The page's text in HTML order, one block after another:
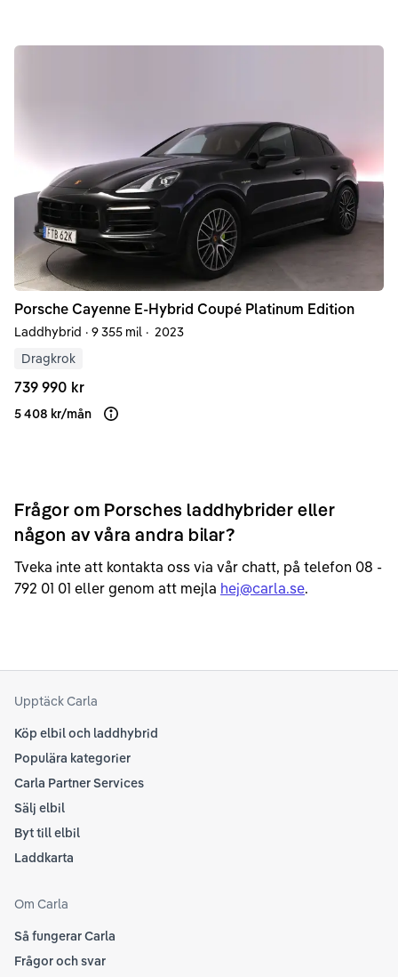
Porsche Cayenne E-Hybrid Coupé Platinum Edition
Laddhybrid · 9 355 mil · 2023
Dragkrok
739 990 kr
5 408 kr/mån Läs mer om finansiering
Frågor om Porsches laddhybrider eller
någon av våra andra bilar?
Tveka inte att kontakta oss via vår chatt, på telefon 08 -
792 01 01 eller genom att mejla hej@carla.se.
Upptäck Carla
Köp elbil och laddhybrid
Populära kategorier
Carla Partner Services
Sälj elbil
Byt till elbil
Laddkarta
Om Carla
Så fungerar Carla
Frågor och svar